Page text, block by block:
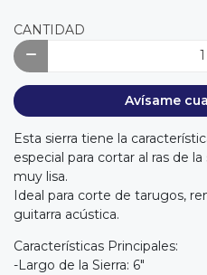
CANTIDAD
Avísame
Esta sierra tiene la
especial para cortar al ras de
muy lisa.
Ideal para corte de tarugos,
guitarra acústica.
Características Principales:
-Largo de la Sierra: 6"